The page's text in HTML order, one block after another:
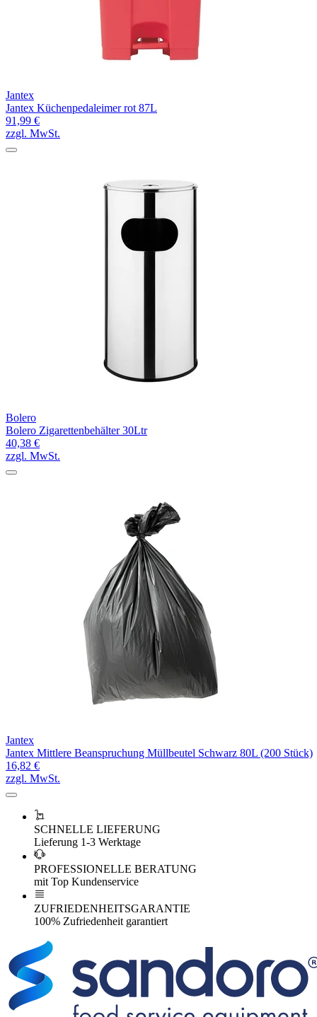
Jantex
Jantex Küchenpedaleimer rot 87L
91,99 €
zzgl. MwSt.
Bolero
Bolero Zigarettenbehälter 30Ltr
40,38 €
zzgl. MwSt.
Jantex
Jantex Mittlere Beanspruchung Müllbeutel Schwarz 80L (200 Stück)
16,82 €
zzgl. MwSt.
SCHNELLE LIEFERUNG
Lieferung 1-3 Werktage
PROFESSIONELLE BERATUNG
mit Top Kundenservice
ZUFRIEDENHEITSGARANTIE
100% Zufriedenheit garantiert